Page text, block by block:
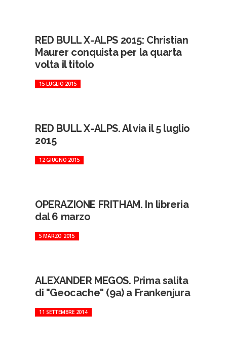
RED BULL X-ALPS 2015: Christian
Maurer conquista per la quarta
volta il titolo
15 LUGLIO 2015
RED BULL X-ALPS. Al via il 5 luglio
2015
12 GIUGNO 2015
OPERAZIONE FRITHAM. In libreria
dal 6 marzo
5 MARZO 2015
ALEXANDER MEGOS. Prima salita
di "Geocache" (9a) a Frankenjura
11 SETTEMBRE 2014